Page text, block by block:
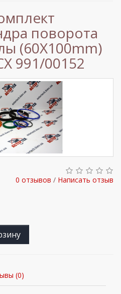
поворота
(60Х100mm)
991/00152
0 отзывов / Написать отзыв
(0)